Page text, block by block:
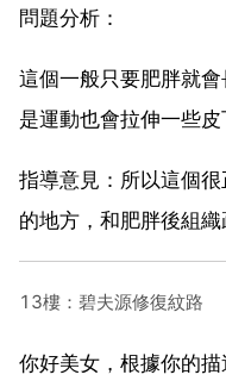
問題分析：
這個一般只要肥胖就
是運動也會拉伸一些皮
指導意見：所以這個
的地方，和肥胖後組織
13樓：碧夫源修復紋路
你好美女，根據你的